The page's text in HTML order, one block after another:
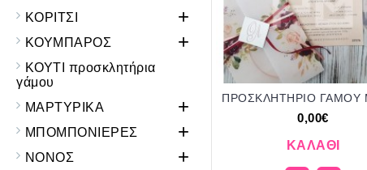
ΚΟΡΙΤΣΙ
+
ΚΟΥΜΠΑΡΟΣ +
ΚΟΥΤΙ προσκλητήρια
γάμου
ΜΑΡΤΥΡΙΚΑ
+
ΜΠΟΜΠΟΝΙΕΡΕΣ +
ΝΟΝΟΣ +
0,00€
ΚΑΛΆΘΙ